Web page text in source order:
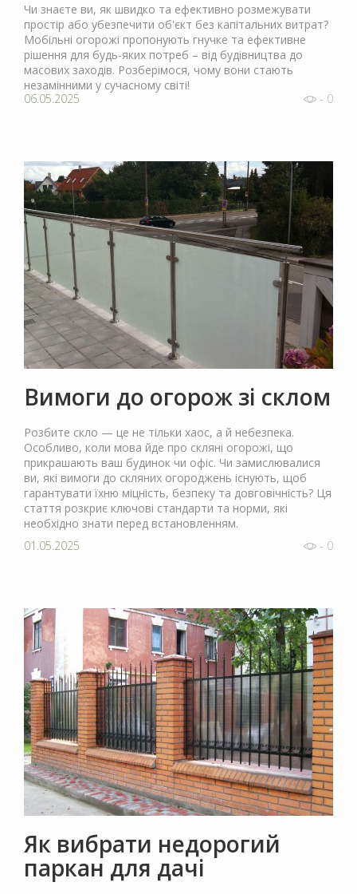
Чи знаєте ви, як швидко та ефективно розмежувати
простір або убезпечити об'єкт без капітальних витрат?
Мобільні огорожі пропонують гнучке та ефективне
рішення для будь-яких потреб – від будівництва до
масових заходів. Розберімося, чому вони стають
незамінними у сучасному світі!
06.05.2025
- 0
Вимоги до огорож зі склом
Розбите скло — це не тільки хаос, а й небезпека.
Особливо, коли мова йде про скляні огорожі, що
прикрашають ваш будинок чи офіс. Чи замислювалися
ви, які вимоги до скляних огороджень існують, щоб
гарантувати їхню міцність, безпеку та довговічність? Ця
стаття розкриє ключові стандарти та норми, які
необхідно знати перед встановленням.
01.05.2025
- 0
Як вибрати недорогий
паркан для дачі